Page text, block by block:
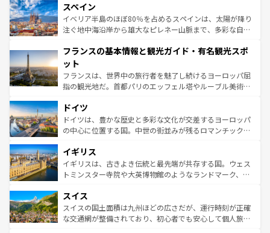
ろん、トスカーナの美しい田園風景やアマルフィ海岸の絶
景など、自然景観も見逃せない。観光の合間には、本場の
ピザやパスタなど、絶品のイタリア料理を堪能することも
ませてくれるイタリアで、忘れられない旅をしてみよう！
なお、新着のイタリア情報は
しい。
スペイン
イベリア半島のほぼ80％を占めるスペインは、太陽が降り
注ぐ地中海沿岸から雄大なピレネー山脈まで、多彩な自然
文化が根付くこの国では、情熱的なフラメンコ、熱気あふ
れる闘牛、そして美味しいタパスが生活の一部となってい
る。首都マドリードの洗練された雰囲気や、バルセロナの
アートに溢れた街角から、地方では古代ローマ遺跡や中世
せる。地方によって風土や気候が異なるスペインはその個
性で訪れる人を魅了する。 なお、新着のスペイン情報は コ
ンテンツ一覧を参照してほしい。
フランスの基本情報と観光ガイド・有名観光スポ
ット
フランスは、世界中の旅行者を魅了し続けるヨーロッパ屈
指の観光地だ。首都パリのエッフェル塔やルーブル美術館
で、幅広い魅力が詰まっている。華麗な宮殿、歴史的な大
聖堂、美しいビーチ、そして豊かな自然が、訪れる者を心
から魅了する。また、フランスは美食の国としても知ら
いる。シャンパンの発祥地であるランス、プロヴァンスの
香り高いラベンダー畑など、多彩な楽しみ方が可能だ。さ
らに、パリ以外の地域にも魅力が溢れており、どの街角に
れる地方に足を運ぶとそれぞれで全く異なる文化を体験で
きるだろう。 なお、新着のフランス情報はコンテンツ一覧
を参照してほしい。
ドイツ
ドイツは、豊かな歴史と多彩な文化が交差するヨーロッパ
の中心に位置する国。中世の街並みが残るロマンチック街
顔を持つこの国は、どこを歩いても飽きることがない。ベ
ルリンの文化的活気、バイエルン州のアルプスの絶景、そ
してライン川沿いのワイン畑といった風景は必見。ビール
は、お酒好きな人にはぜひ体験してほしい。 なお、新着の
ドイツ情報はコンテンツ一覧を参照してほしい。
イギリス
イギリスは、古きよき伝統と最先端が共存する国。ウェス
トミンスター寺院や大英博物館のようなランドマーク、歴
リアごとに異なる魅力がある。また、優雅なアフタヌーン
ティー、ビール好きにはたまらない英国パブ、サッカー観
戦など、本場だからこそできる体験も豊富。イギリスを旅
スイス
スイスの国土面積は九州ほどの広さだが、運行時刻が正確
な交通網が整備されており、初心者でも安心して個人旅行